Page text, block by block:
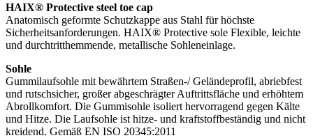
HAIX® Protective steel toe cap
Anatomisch geformte Schutzkappe aus Stahl für höchste
Sicherheitsanforderungen. HAIX® Protective sole Flexible, leichte
und durchtritthemmende, metallische Sohleneinlage.
Sohle
Gummilaufsohle mit bewährtem Straßen-/ Geländeprofil, abriebfest
und rutschsicher, großer abgeschrägter Auftrittsfläche und erhöhtem
Abrollkomfort. Die Gummisohle isoliert hervorragend gegen Kälte
und Hitze. Die Laufsohle ist hitze- und kraftstoffbeständig und nicht
kreidend. Gemäß EN ISO 20345:2011